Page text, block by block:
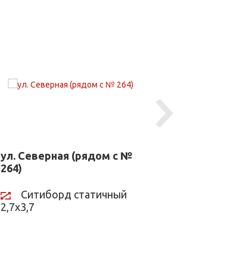
ул. Северная (рядом с №
264)
Ситиборд статичный
2,7х3,7
Next